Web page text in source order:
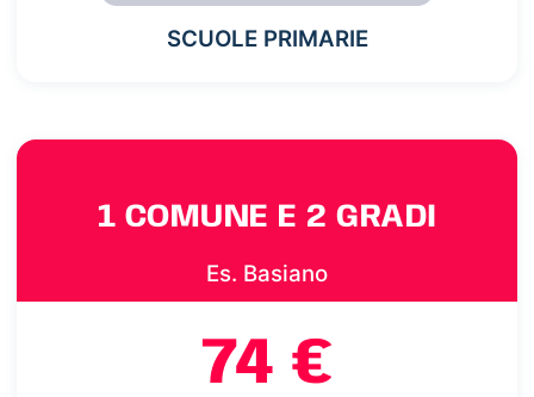
SCUOLE PRIMARIE
1 COMUNE E 2 GRADI
Es. Basiano
74 €